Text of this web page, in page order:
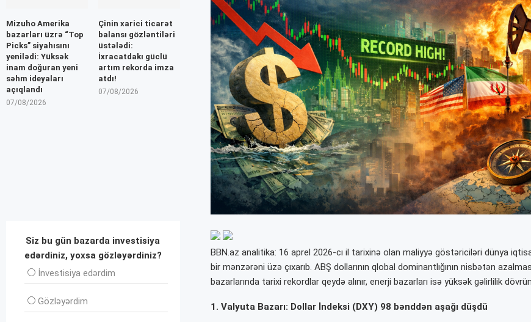
BBN.az analitika: 16 aprel 2026-cı il tarixinə olan maliyyə göstəriciləri dünya
bir mənzərəni üzə çıxarıb. ABŞ dollarının qlobal dominantlığının nisbətən
bazarlarında tarixi rekordlar qeydə alınır, enerji bazarları isə yüksək gəlirlilik
1. Valyuta Bazarı: Dollar İndeksi (DXY) 98 bənddən aşağı düşdü
Mizuho Amerika
bazarları üzrə “Top
Picks” siyahısını
yenilədi: Yüksək
inam doğuran yeni
səhm ideyaları
açıqlandı
07/08/2026
Çinin xarici ticarət
balansı gözləntiləri
üstələdi:
İxracatdakı güclü
artım rekorda imza
atdı!
07/08/2026
Siz bu gün bazarda investisiya
edərdiniz, yoxsa gözləyərdiniz?
İnvеstisiya edərdim
Gözləyərdim